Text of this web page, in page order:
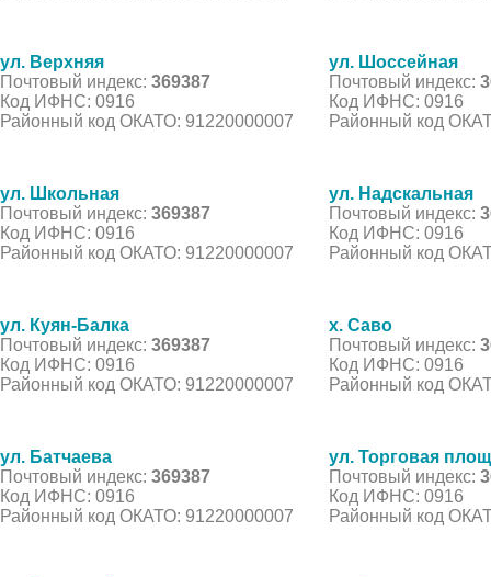
ул. Верхняя
Почтовый индекс: 369387
Код ИФНС: 0916
Районный код ОКАТО: 91220000007
ул. Шоссейная
Почтовый индекс:
Код ИФНС: 0916
Районный код
ул. Школьная
Почтовый индекс: 369387
Код ИФНС: 0916
Районный код ОКАТО: 91220000007
ул. Надскальная
Почтовый индекс:
Код ИФНС: 0916
Районный код
ул. Куян-Балка
Почтовый индекс: 369387
Код ИФНС: 0916
Районный код ОКАТО: 91220000007
х. Саво
Почтовый индекс:
Код ИФНС: 0916
Районный код
ул. Батчаева
Почтовый индекс: 369387
Код ИФНС: 0916
Районный код ОКАТО: 91220000007
ул. Торговая
Почтовый индекс:
Код ИФНС: 0916
Районный код